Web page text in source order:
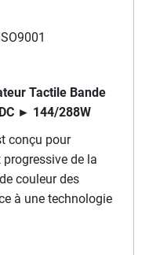
Tactile Bande
► 144/288W
conçu pour
de la
couleur des
à une technologie